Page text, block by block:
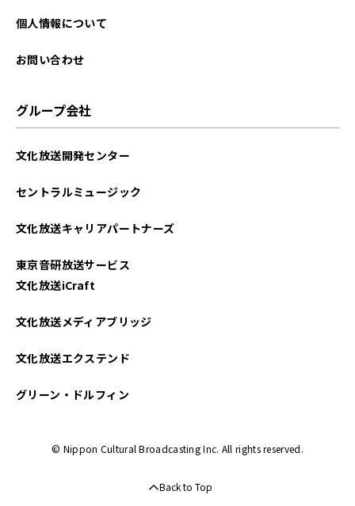
個人情報について
お問い合わせ
グループ会社
文化放送開発センター
セントラルミュージック
文化放送キャリアパートナーズ
東京音研放送サービス
文化放送iCraft
文化放送メディアブリッジ
文化放送エクステンド
グリーン・ドルフィン
© Nippon Cultural Broadcasting Inc. All rights reserved.
Back to Top